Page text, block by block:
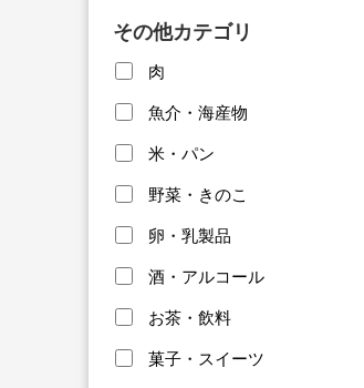
その他カテゴリ
肉
魚介・海産物
米・パン
野菜・きのこ
卵・乳製品
酒・アルコール
お茶・飲料
菓子・スイーツ